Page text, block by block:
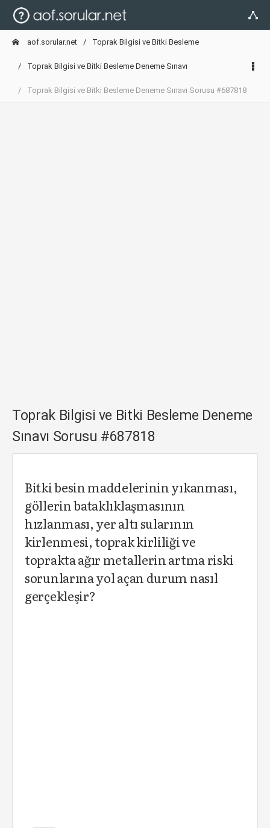
aof.sorular.net Toprak Bilgisi ve Bitki Besleme
Toprak Bilgisi ve Bitki Besleme Deneme Sınavı
Toprak Bilgisi ve Bitki Besleme Deneme Sınavı Sorusu #687818
Toprak Bilgisi ve Bitki Besleme Deneme
Sınavı Sorusu #687818
Bitki besin maddelerinin yıkanması,
göllerin bataklıklaşmasının
hızlanması, yer altı sularının
kirlenmesi, toprak kirliliği ve
toprakta ağır metallerin artma riski
sorunlarına yol açan durum nasıl
gerçekleşir?